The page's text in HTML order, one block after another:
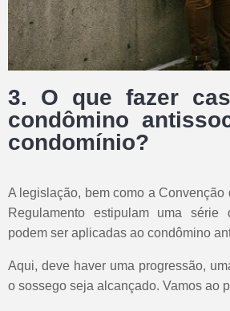
3. O que fazer
condômino
condomínio?
A legislação, bem como a Convenção
Regulamento estipulam uma série
podem ser aplicadas ao condômino
Aqui, deve haver uma progressão,
o sossego seja alcançado. Vamos ao